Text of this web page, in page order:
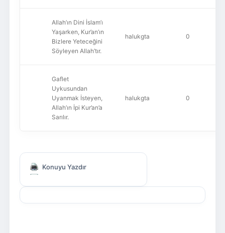
Allah’ın Dini İslam’ı
Yaşarken, Kur’an’ın
Bizlere Yeteceğini
Söyleyen Allah’tır.
halukgta 0
Gaflet
Uykusundan
Uyanmak İsteyen,
Allah’ın İpi Kur’an’a
Sarılır.
halukgta 0
Konuyu Yazdır